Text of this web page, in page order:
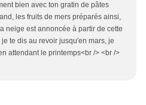
bien avec ton gratin de pâtes
les fruits de mers préparés ainsi,
neige est annoncée à partir de cette
te dis au revoir jusqu'en mars, je
attendant le printemps<br /> <br />